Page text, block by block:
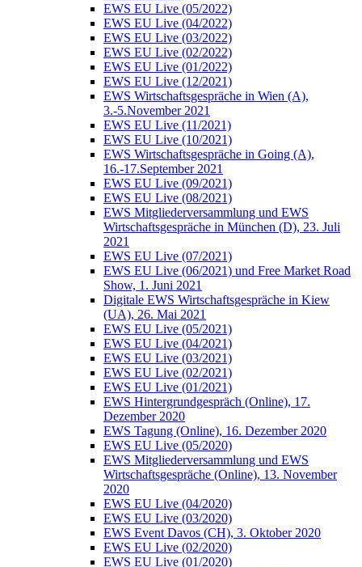
EWS EU Live (05/2022)
EWS EU Live (04/2022)
EWS EU Live (03/2022)
EWS EU Live (02/2022)
EWS EU Live (01/2022)
EWS EU Live (12/2021)
EWS Wirtschaftsgespräche in Wien (A),
3.-5.November 2021
EWS EU Live (11/2021)
EWS EU Live (10/2021)
EWS Wirtschaftsgespräche in Going (A),
16.-17.September 2021
EWS EU Live (09/2021)
EWS EU Live (08/2021)
EWS Mitgliederversammlung und EWS
Wirtschaftsgespräche in München (D), 23. Juli
2021
EWS EU Live (07/2021)
EWS EU Live (06/2021) und Free Market Road
Show, 1. Juni 2021
Digitale EWS Wirtschaftsgespräche in Kiew
(UA), 26. Mai 2021
EWS EU Live (05/2021)
EWS EU Live (04/2021)
EWS EU Live (03/2021)
EWS EU Live (02/2021)
EWS EU Live (01/2021)
EWS Hintergrundgespräch (Online), 17.
Dezember 2020
EWS Tagung (Online), 16. Dezember 2020
EWS EU Live (05/2020)
EWS Mitgliederversammlung und EWS
Wirtschaftsgespräche (Online), 13. November
2020
EWS EU Live (04/2020)
EWS EU Live (03/2020)
EWS Event Davos (CH), 3. Oktober 2020
EWS EU Live (02/2020)
EWS EU Live (01/2020)